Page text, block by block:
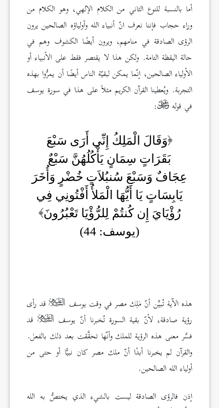
أما بالنسبة للنوع الثاني من الكلام الإلهي، وهو الكلام من
وراء حجاب فإننا نعرف انّ أنبياء الله وأولياؤه الصالحين يرون
الرؤى الصادقة في منامهم، ويرون أيضًا الكشوف وهم في
حالة اليقظة التامة. ولكن هذا لا يقتصر فقط على الأنبياء أو
الأولياء الصالحين، إنّما يمكن لبقيّة الناس أيضًا أن يمرُّوا بهذه
التجربة. ويُعطينا القرآن الكريم مثلاً على هذا في سورة يوسف
في قوله
:
وَقَالَ الْمَلِكُ إِنِّي أَرَى سَبْعَ
بَقَرَاتٍ سِمَانٍ يَأْكُلُهُنَّ سَبْعٌ
عِجَافٌ وَسَبْعَ سُنبُلاَتٍ خُضْرٍ وَأُخَرَ
يَابِسَاتٍ يَا أَيُّهَا الْمَلأُ أَفْتُونِي فِي
رُؤْيَايَ إِن كُنتُمْ لِلرُّؤْيَا تَعْبُرُونَ
(يوسف: 44)
هذه الآية تُبيِّن أنّ مَلِك مصر في وقت يوسف
قد رأى
رؤية صادقة، لأنّ بقية السورة تُخبرنا أنّ يوسف
قد
فسَّر معنى هذه الرؤية للملك وأنّها تحقَّقت بعد ذلك بالفعل.
والقرآن لم يخبرنا أبدًا أنّ ملك مصر كان نبيًّا أو حتى من
أولياء الله الصالحين.
إذن فالرؤى الصادقة ليست بالشيء الذي يختصُّ به الله